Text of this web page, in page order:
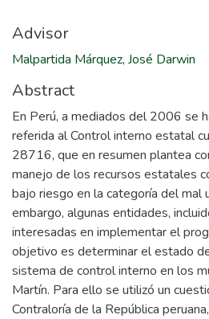
Advisor
Malpartida Márquez, José Darwin
Abstract
En Perú, a mediados del 2006 se
referida al Control interno estatal
28716, que en resumen plantea
manejo de los recursos estatales
bajo riesgo en la categoría del mal
embargo, algunas entidades,
interesadas en implementar el
objetivo es determinar el estado
sistema de control interno en los
Martín. Para ello se utilizó un
Contraloría de la República